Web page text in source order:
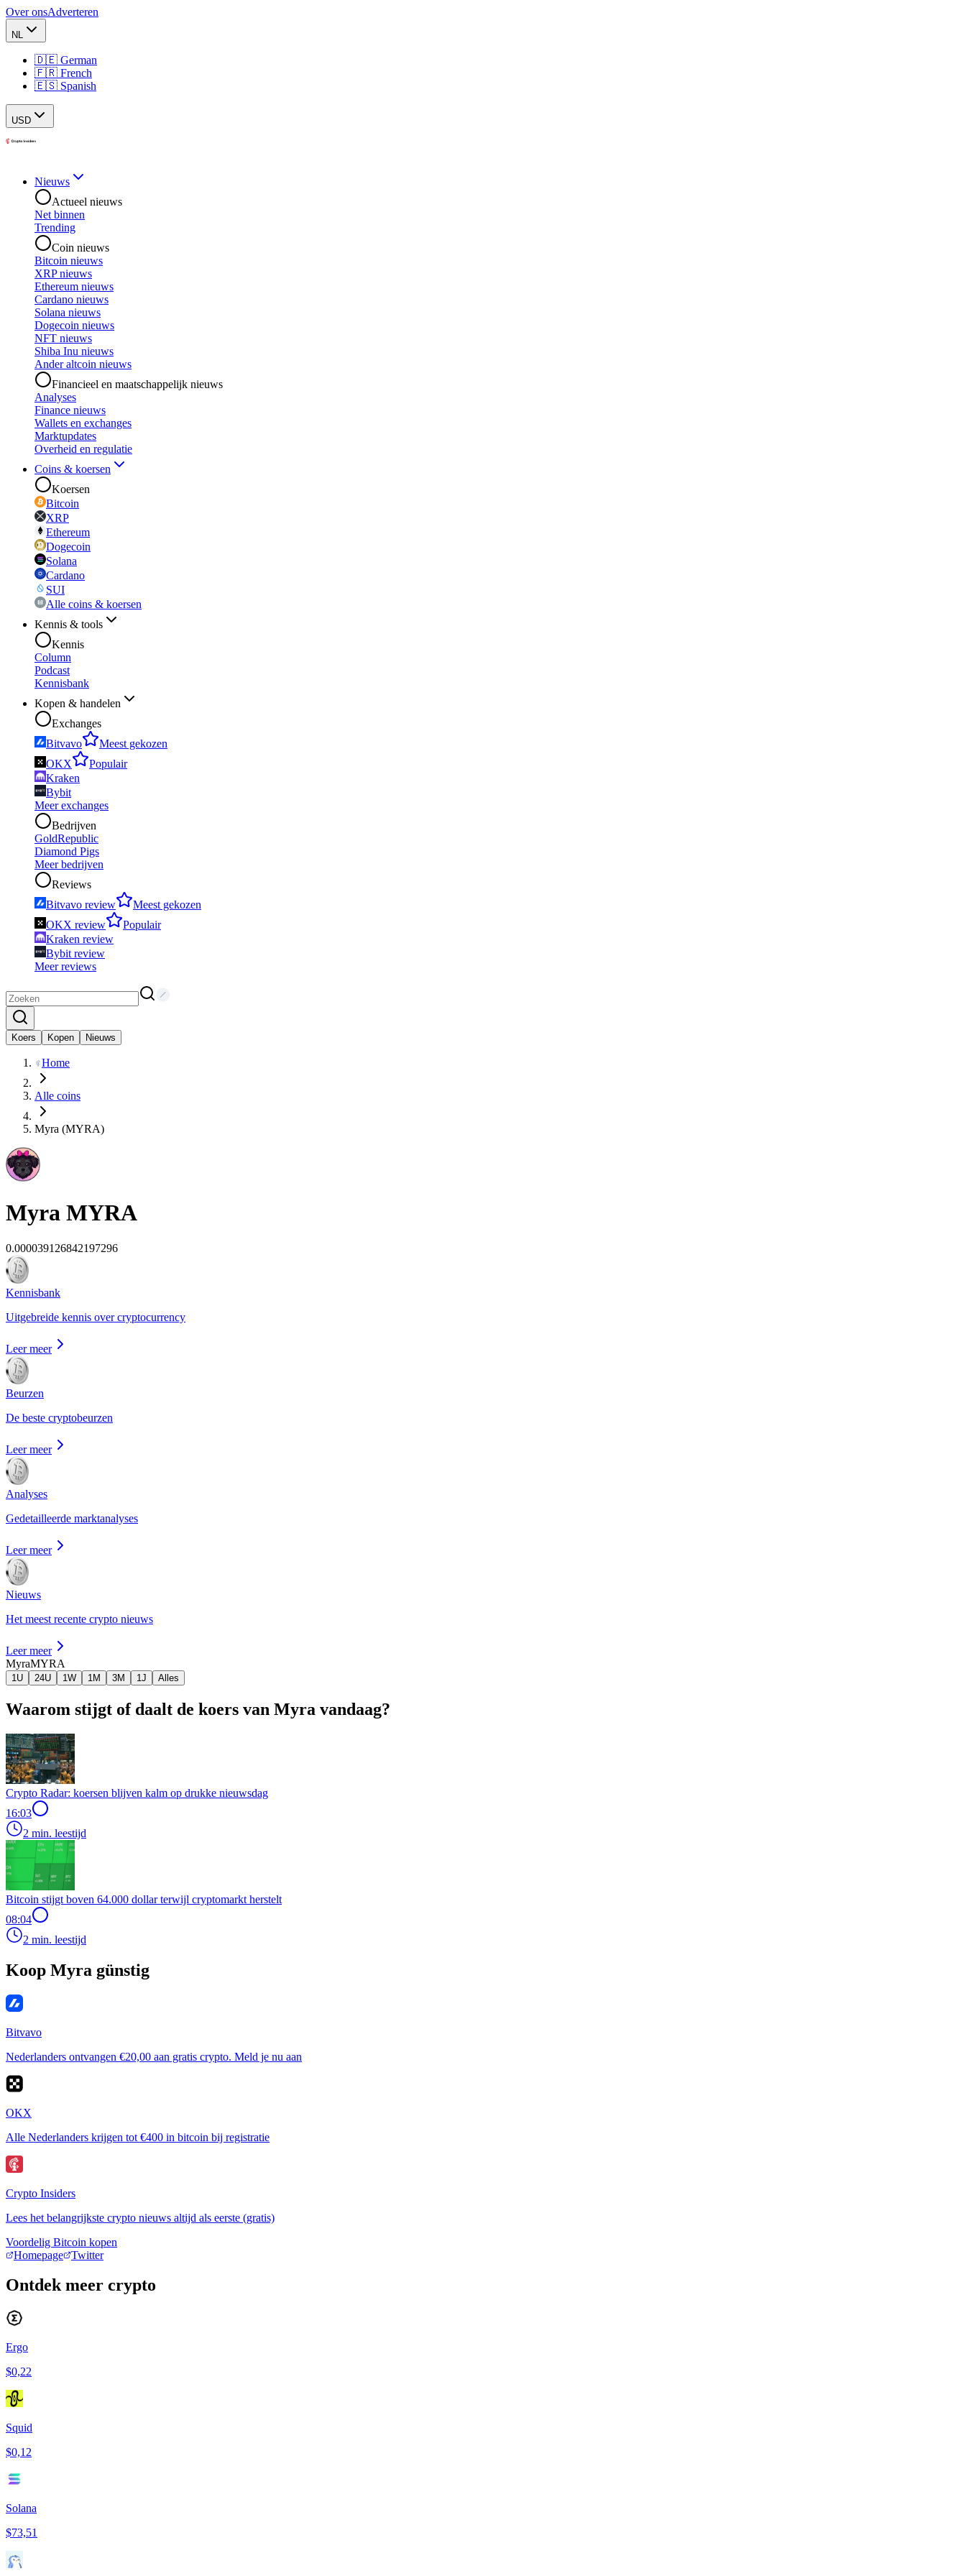
Over onsAdverteren
NL
🇩🇪 German
🇫🇷 French
🇪🇸 Spanish
USD
Nieuws
Actueel nieuws
Net binnen
Trending
Coin nieuws
Bitcoin nieuws
XRP nieuws
Ethereum nieuws
Cardano nieuws
Solana nieuws
Dogecoin nieuws
NFT nieuws
Shiba Inu nieuws
Ander altcoin nieuws
Financieel en maatschappelijk nieuws
Analyses
Finance nieuws
Wallets en exchanges
Marktupdates
Overheid en regulatie
Coins & koersen
Koersen
Bitcoin
XRP
Ethereum
Dogecoin
Solana
Cardano
SUI
Alle coins & koersen
Kennis & tools
Kennis
Column
Podcast
Kennisbank
Kopen & handelen
Exchanges
Bitvavo
Meest gekozen
OKX
Populair
Kraken
Bybit
Meer exchanges
Bedrijven
GoldRepublic
Diamond Pigs
Meer bedrijven
Reviews
Bitvavo review
Meest gekozen
OKX review
Populair
Kraken review
Bybit review
Meer reviews
Koers Kopen Nieuws
Home
Alle coins
Myra (MYRA)
Myra MYRA
0.000039126842197296
Kennisbank
Uitgebreide kennis over cryptocurrency
Leer meer
Beurzen
De beste cryptobeurzen
Leer meer
Analyses
Gedetailleerde marktanalyses
Leer meer
Nieuws
Het meest recente crypto nieuws
Leer meer
MyraMYRA
1U 24U 1W 1M 3M 1J Alles
Waarom stijgt of daalt de koers van Myra vandaag?
Crypto Radar: koersen blijven kalm op drukke nieuwsdag
16:03
2 min. leestijd
Bitcoin stijgt boven 64.000 dollar terwijl cryptomarkt herstelt
08:04
2 min. leestijd
Koop Myra günstig
Bitvavo
Nederlanders ontvangen €20,00 aan gratis crypto. Meld je nu aan
OKX
Alle Nederlanders krijgen tot €400 in bitcoin bij registratie
Crypto Insiders
Lees het belangrijkste crypto nieuws altijd als eerste (gratis)
Voordelig Bitcoin kopen
Homepage
Twitter
Ontdek meer crypto
Ergo
$0,22
Squid
$0,12
Solana
$73,51